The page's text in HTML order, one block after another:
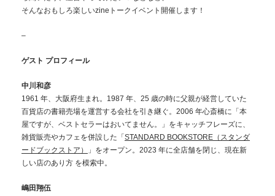
そんなおもしろ楽しいzineトークイベント開催します！
–
ゲスト プロフィール
中川和彦
1961 年、大阪府生まれ。1987 年、25 歳の時に父親が経営していた
百貨店の書籍売場を運営する会社を引き継ぐ。2006 年心斎橋に「本
屋ですが、ベストセラーはおいてません。」をキャッチフレーズに、
雑貨販売やカフェを併設した「 STANDARD BOOKSTORE（スタンダ
ードブックストア）
」をオープン。2023 年に全店舗を閉じ、現在新
しい店のあり方 を模索中。
嶋田翔伍